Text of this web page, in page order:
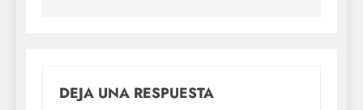
DEJA UNA RESPUESTA